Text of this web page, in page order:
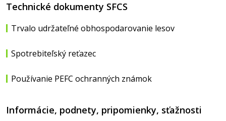
Technické dokumenty SFCS
Trvalo udržateľné obhospodarovanie lesov
Spotrebiteľský reťazec
Používanie PEFC ochranných známok
Informácie, podnety, pripomienky, sťažnosti